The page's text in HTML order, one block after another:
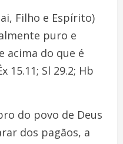
Filho e Espírito)
puro e
acima do que é
15.11; Sl 29.2; Hb
do povo de Deus
dos pagãos, a